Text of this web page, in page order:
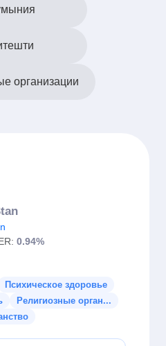
организации
0.94%
Психическое здоровье
Религиозные орган...